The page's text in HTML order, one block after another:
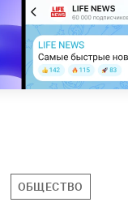
ОБЩЕСТВО